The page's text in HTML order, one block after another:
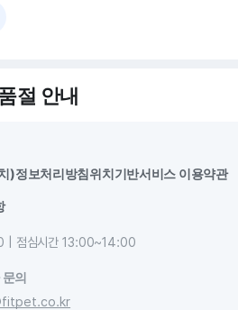
절 안내
)정보처리방침위치기반서비스 이용약관
| 점심시간 13:00~14:00
의